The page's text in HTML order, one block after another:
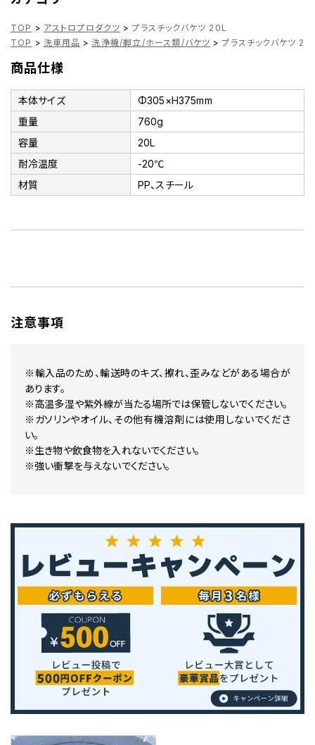
TOP > アストロプロダクツ > プラスチックバケツ 20L
TOP > 洗車用品 > 洗浄機/脚立/ホース類/バケツ > プラスチックバケツ
商品仕様
本体サイズ
Φ305×H375mm
重量
760g
容量
20L
耐冷温度
-20℃
材質
PP、スチール
注意事項
※輸入品のため、輸送時のキズ、擦れ、歪みなどがある場合が
あります。
※高温多湿や紫外線が当たる場所では保管しないでください。
※ガソリンやオイル、その他有機溶剤には使用しないでくださ
い。
※生き物や飲食物を入れないでください。
※強い衝撃を与えないでください。